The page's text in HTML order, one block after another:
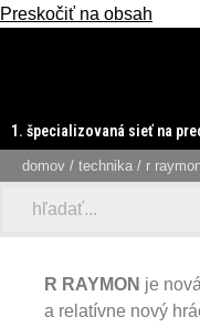
Preskočiť na obsah
1. špecializovaná sieť na
domov / technika / r
R RAYMON je
a relatívne nový